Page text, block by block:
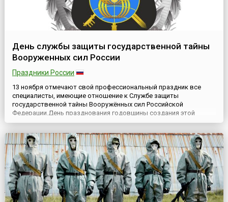
День службы защиты государственной тайны
Вооруженных сил России
Праздники России
13 ноября отмечают свой профессиональный праздник все
специалисты, имеющие отношение к Службе защиты
государственной тайны Вооружённых сил Российской
Федерации.День празднования годовщины создания этой
Службы установлен Приказом Министра обороны РФ от 18
Положения о Министерстве обороны РФ, утверждённого
Указом Президента России от 16 а...